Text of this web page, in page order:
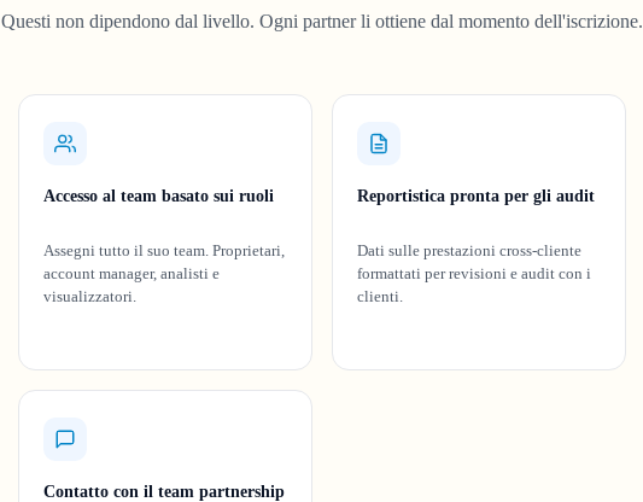
Questi non dipendono dal livello. Ogni partner li ottiene dal momento dell'iscrizione.
Accesso al team basato sui ruoli
Assegni tutto il suo team. Proprietari,
account manager, analisti e
visualizzatori.
Reportistica pronta per gli audit
Dati sulle prestazioni cross-cliente
formattati per revisioni e audit con i
clienti.
Contatto con il team partnership